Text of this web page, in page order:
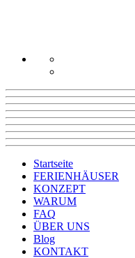
Startseite
FERIENHÄUSER
KONZEPT
WARUM
FAQ
ÜBER UNS
Blog
KONTAKT